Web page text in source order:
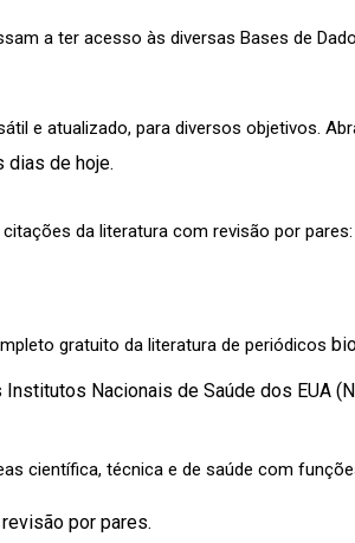
a ter acesso às diversas Bases de
e atualizado, para diversos objetivos.
de hoje.
citações da literatura com revisão por
gratuito da literatura de periódicos
Nacionais de Saúde dos EUA
científica, técnica e de saúde com
por pares.